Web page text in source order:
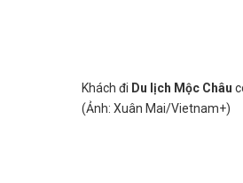
Khách đi Du lịch Mộc Châu
(Ảnh: Xuân Mai/Vietnam+)